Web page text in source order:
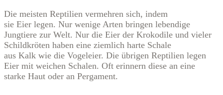
Die meisten Reptilien vermehren sich, indem
sie Eier legen. Nur wenige Arten bringen lebendige
Jungtiere zur Welt. Nur die Eier der Krokodile und vieler
Schildkröten haben eine ziemlich harte Schale
aus Kalk wie die Vogeleier. Die übrigen Reptilien legen
Eier mit weichen Schalen. Oft erinnern diese an eine
starke Haut oder an Pergament.